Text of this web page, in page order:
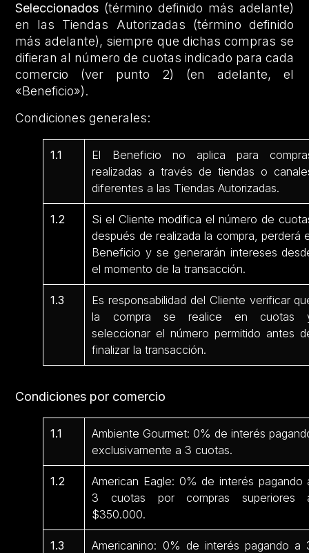
Seleccionados (término definido más adelante)
en las Tiendas Autorizadas (término definido
más adelante), siempre que dichas compras se
difieran al número de cuotas indicado para cada
comercio (ver punto 2) (en adelante, el
«Beneficio»).
Condiciones generales:
1.1
El Beneficio no aplica para
realizadas a través de tiendas o
diferentes a las Tiendas Autorizadas.
1.2
Si el Cliente modifica el número de
después de realizada la compra, perderá
Beneficio y se generarán intereses
el momento de la transacción.
1.3
Es responsabilidad del Cliente verificar
la compra se realice en cuotas
seleccionar el número permitido antes
finalizar la transacción.
Condiciones por comercio
1.1
Ambiente Gourmet: 0% de interés
exclusivamente a 3 cuotas.
1.2
American Eagle: 0% de interés pagando
3 cuotas por compras superiores
$350.000.
1.3
Americanino: 0% de interés pagando a